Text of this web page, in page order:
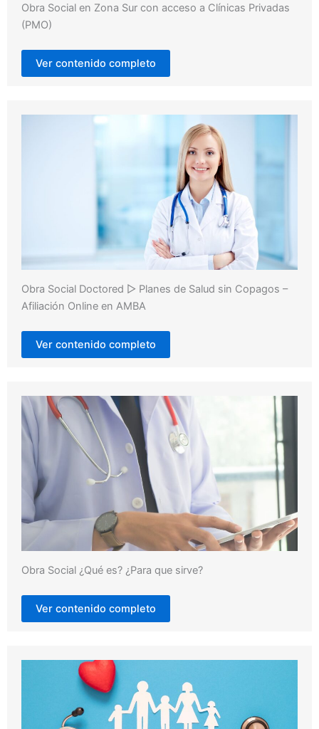
Obra Social en Zona Sur con acceso a Clínicas Privadas
(PMO)
Ver contenido completo
Obra Social Doctored ▷ Planes de Salud sin Copagos –
Afiliación Online en AMBA
Ver contenido completo
Obra Social ¿Qué es? ¿Para que sirve?
Ver contenido completo